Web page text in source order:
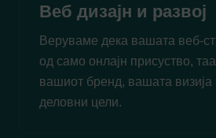
Веб дизајн и развој
Веруваме дека вашата веб-
од само онлајн присуство,
вашиот бренд, вашата
деловни цели.